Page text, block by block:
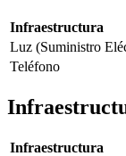
Infraestructura
Luz (Suministro
Teléfono
Infraestructura